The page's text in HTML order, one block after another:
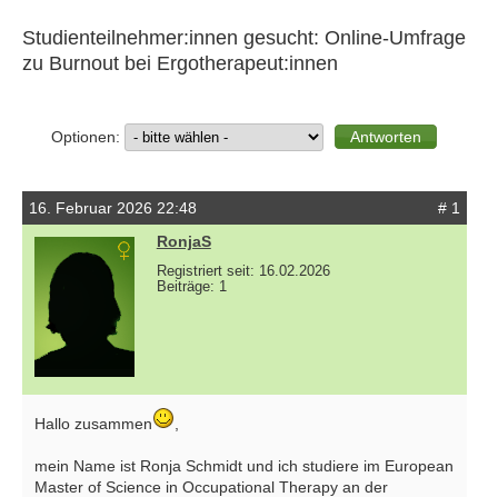
Studienteilnehmer:innen gesucht: Online-Umfrage
zu Burnout bei Ergotherapeut:innen
Optionen:
16. Februar 2026 22:48
# 1
RonjaS
Registriert seit: 16.02.2026
Beiträge: 1
Hallo zusammen
mein Name ist Ronja Schmidt und ich studiere im European
Master of Science in Occupational Therapy an der